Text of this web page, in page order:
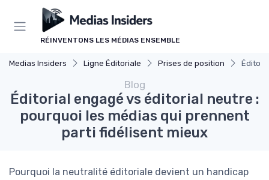
RÉINVENTONS LES MÉDIAS ENSEMBLE
Medias Insiders Ligne Éditoriale Prises de position
Blog
Éditorial engagé vs éditorial neutre :
pourquoi les médias qui prennent
parti fidélisent mieux
Pourquoi la neutralité éditoriale devient un handicap
Panneau de gestion des cookies